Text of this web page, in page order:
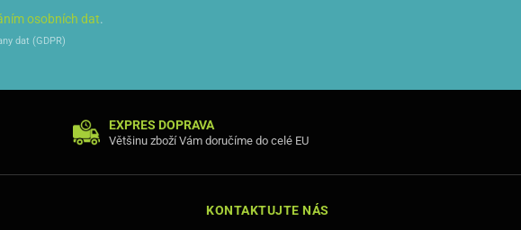
osobních dat.
dat (GDPR)
EXPRES DOPRAVA
Většinu zboží Vám doručíme do celé EU
KONTAKTUJTE NÁS